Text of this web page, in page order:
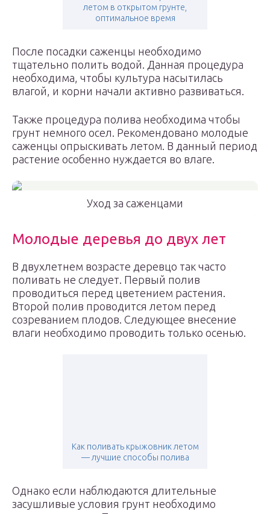
летом в открытом грунте,
оптимальное время
После посадки саженцы необходимо
тщательно полить водой. Данная процедура
необходима, чтобы культура насытилась
влагой, и корни начали активно развиваться.
Также процедура полива необходима чтобы
грунт немного осел. Рекомендовано молодые
саженцы опрыскивать летом. В данный период
растение особенно нуждается во влаге.
Уход за саженцами
Молодые деревья до двух лет
В двухлетнем возрасте деревцо так часто
поливать не следует. Первый полив
проводиться перед цветением растения.
Второй полив проводится летом перед
созреванием плодов. Следующее внесение
влаги необходимо проводить только осенью.
Как поливать крыжовник летом
— лучшие способы полива
Однако если наблюдаются длительные
засушливые условия грунт необходимо